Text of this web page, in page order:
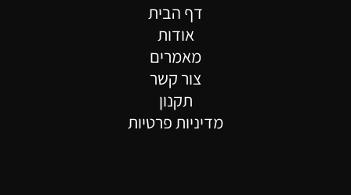
דף הבית
אודות
מאמרים
צור קשר
תקנון
מדיניות פרטיות